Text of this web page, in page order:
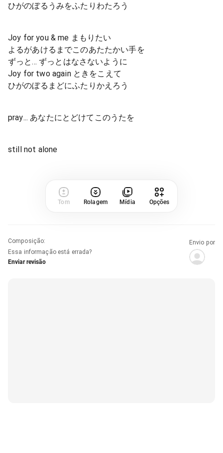
ひがのぼるうみをふたりわたろう
Joy for you & me まもりたい
よるがあけるまでこのあたたかい手を
ずっと... ずっとはなさないように
Joy for two again ときをこえて
ひがのぼるまどにふたりかえろう
pray... あなたにとどけてこのうたを
still not alone
Tom Rolagem Mídia Opções
Composição:
Essa informação está errada?
Enviar revisão
Envio por